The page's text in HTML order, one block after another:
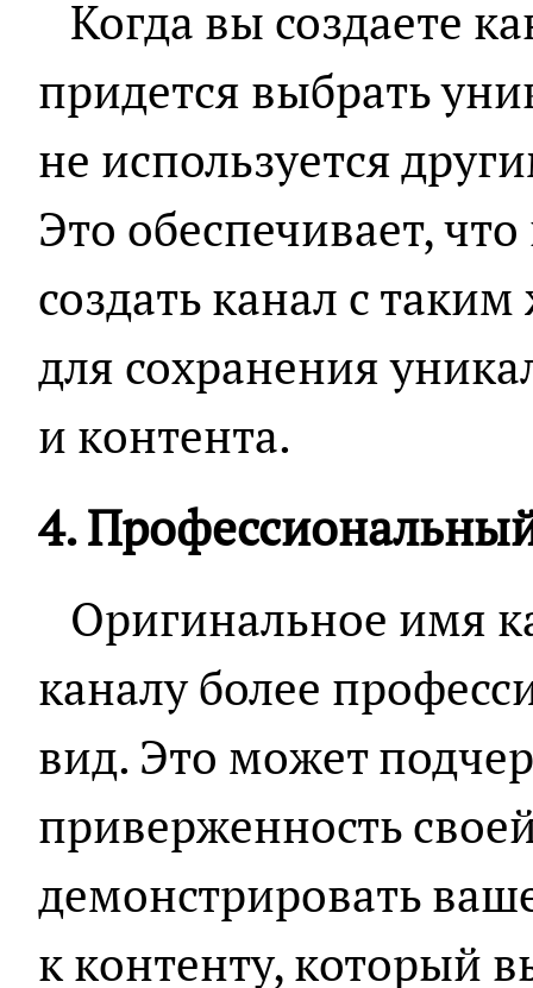
Когда вы создаете
придется выбрать
не используется
Это обеспечивает,
создать канал с
для сохранения
и контента.
4.
Оригинальное имя
каналу более
вид. Это может
приверженность
демонстрировать
к контенту, который